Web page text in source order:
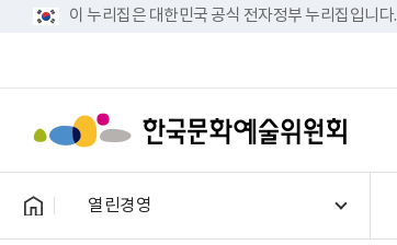
이 누리집은 대한민국 공식 전자정부 누리집입니다.
열린경영